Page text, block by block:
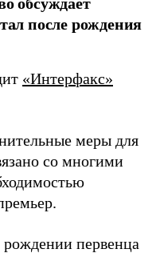
после рождения
«Интерфакс»
меры для
со многими
первенца